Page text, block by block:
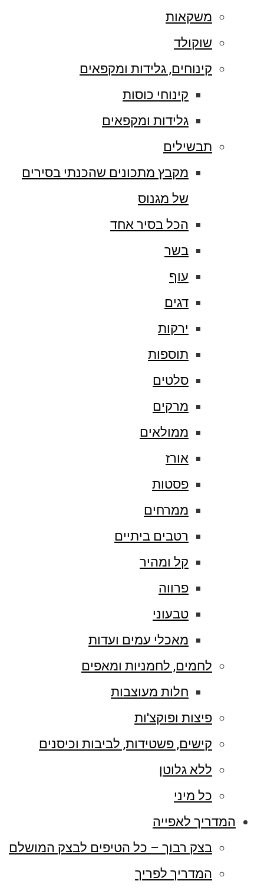
משקאות
שוקולד
קינוחים, גלידות ומקפאים
קינוחי כוסות
גלידות ומקפאים
תבשילים
מקבץ מתכונים שהכנתי בסירים
של מגנוס
הכל בסיר אחד
בשר
עוף
דגים
ירקות
תוספות
סלטים
מרקים
ממולאים
אורז
פסטות
ממרחים
רטבים ביתיים
קל ומהיר
פרווה
טבעוני
מאכלי עמים ועדות
לחמים, לחמניות ומאפים
חלות מעוצבות
פיצות ופוקצ'ות
קישים, פשטידות, לביבות וכיסנים
ללא גלוטן
כל מיני
המדריך לאפייה
בצק רבוך – כל הטיפים לבצק המושלם
המדריך לפריך